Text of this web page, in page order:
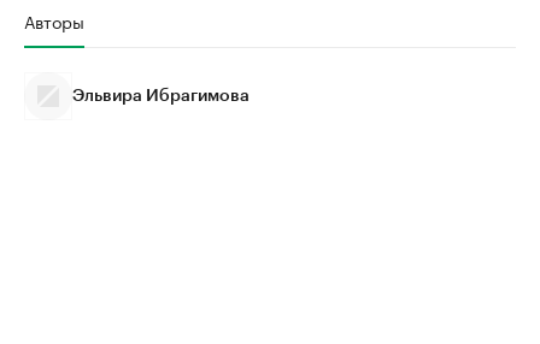
Авторы
Эльвира Ибрагимова